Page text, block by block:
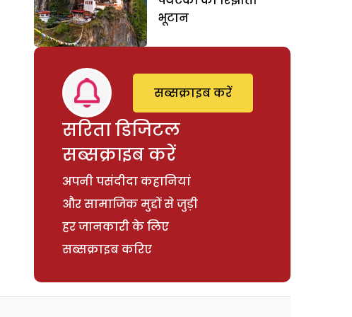
भूटान
सरिता डिजिटल
सब्सक्राइब करें
अपनी पसंदीदा कहानियां
और सामाजिक मुद्दों से जुड़ी
हर जानकारी के लिए
सब्सक्राइब करिए
सब्सक्राइब करें